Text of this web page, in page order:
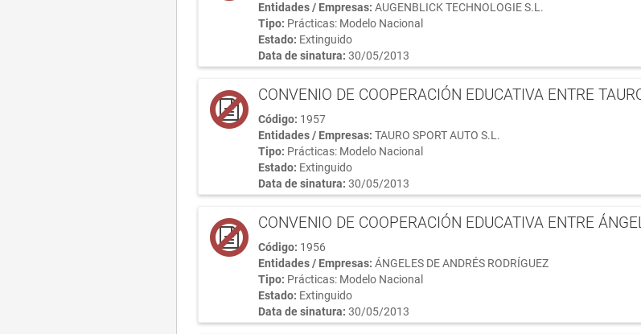
Entidades / Empresas: AUGENBLICK TECHNOLOGIE S.L.
Tipo: Prácticas: Modelo Nacional
Estado: Extinguido
Data de sinatura: 30/05/2013
CONVENIO DE COOPERACIÓN EDUCATIVA ENTRE
Código: 1957
Entidades / Empresas: TAURO SPORT AUTO S.L.
Tipo: Prácticas: Modelo Nacional
Estado: Extinguido
Data de sinatura: 30/05/2013
CONVENIO DE COOPERACIÓN EDUCATIVA ENTRE
Código: 1956
Entidades / Empresas: ÁNGELES DE ANDRÉS RODRÍGUEZ
Tipo: Prácticas: Modelo Nacional
Estado: Extinguido
Data de sinatura: 30/05/2013